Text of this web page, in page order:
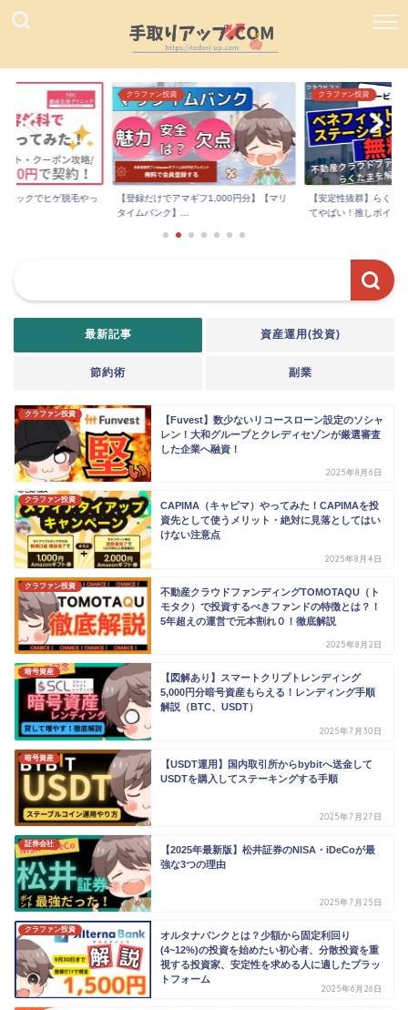
ニックでヒゲ脱毛やっ
クラファン投資
【登録だけでアマギフ1,000円分】【マリ
タイムバンク】...
クラファン投資
【安定性抜群】らくた
てやばい！推しポイ...
最新記事 資産運用(投資)
節約術 副業
クラファン投資
【Fuvest】数少ないリコースローン設定のソシャ
レン！大和グループとクレディセゾンが厳選審査
した企業へ融資！
2025年8月6日
クラファン投資
CAPIMA（キャピマ）やってみた！CAPIMAを投
資先として使うメリット・絶対に見落としてはい
けない注意点
2025年8月4日
クラファン投資
不動産クラウドファンディングTOMOTAQU（ト
モタク）で投資するべきファンドの特徴とは？！
5年超えの運営で元本割れ０！徹底解説
2025年8月2日
暗号資産
【図解あり】スマートクリプトレンディング
5,000円分暗号資産もらえる！レンディング手順
解説（BTC、USDT）
2025年7月30日
暗号資産
【USDT運用】国内取引所からbybitへ送金して
USDTを購入してステーキングする手順
2025年7月27日
証券会社
【2025年最新版】松井証券のNISA・iDeCoが最
強な3つの理由
2025年7月25日
クラファン投資
オルタナバンクとは？少額から固定利回り
(4~12%)の投資を始めたい初心者、分散投資を重
視する投資家、安定性を求める人に適したプラッ
トフォーム
2025年6月26日